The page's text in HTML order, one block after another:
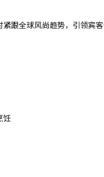
跟全球风尚趋势，引领宾
饪